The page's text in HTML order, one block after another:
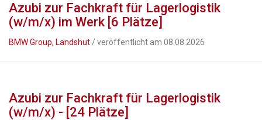
Azubi zur Fachkraft für Lagerlogistik
(w/m/x) im Werk [6 Plätze]
BMW Group, Landshut / veröffentlicht am 08.08.2026
Azubi zur Fachkraft für Lagerlogistik
(w/m/x) - [24 Plätze]